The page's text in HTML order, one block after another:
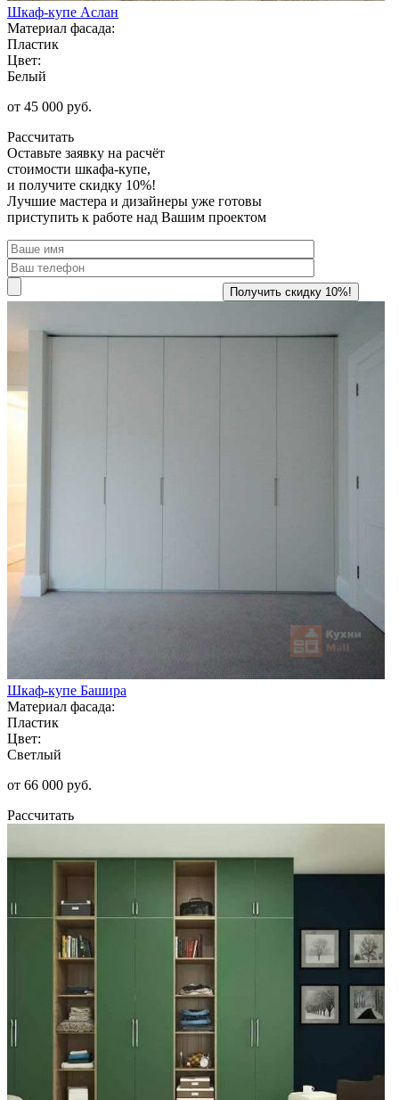
Шкаф-купе Аслан
Материал фасада:
Пластик
Цвет:
Белый
от 45 000 руб.
Рассчитать
Оставьте заявку на расчёт
стоимости шкафа-купе,
и получите скидку 10%!
Лучшие мастера и дизайнеры уже готовы
приступить к работе над Вашим проектом
Шкаф-купе Башира
Материал фасада:
Пластик
Цвет:
Светлый
от 66 000 руб.
Рассчитать